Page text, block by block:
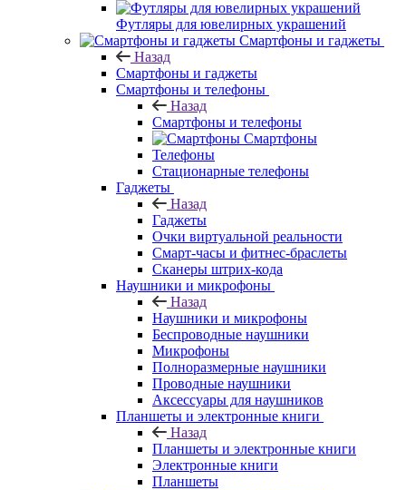
Футляры для ювелирных украшений
Смартфоны и гаджеты
Назад
Смартфоны и гаджеты
Смартфоны и телефоны
Назад
Смартфоны и телефоны
Смартфоны
Телефоны
Стационарные телефоны
Гаджеты
Назад
Гаджеты
Очки виртуальной реальности
Смарт-часы и фитнес-браслеты
Сканеры штрих-кода
Наушники и микрофоны
Назад
Наушники и микрофоны
Беспроводные наушники
Микрофоны
Полноразмерные наушники
Проводные наушники
Аксессуары для наушников
Планшеты и электронные книги
Назад
Планшеты и электронные книги
Электронные книги
Планшеты